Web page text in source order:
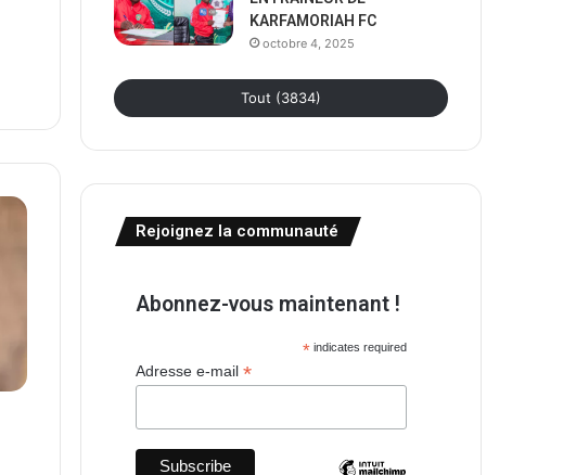
KARFAMORIAH FC
octobre 4, 2025
Tout (3834)
Rejoignez la communauté
Abonnez-vous maintenant !
*indicates required
Adresse e-mail*